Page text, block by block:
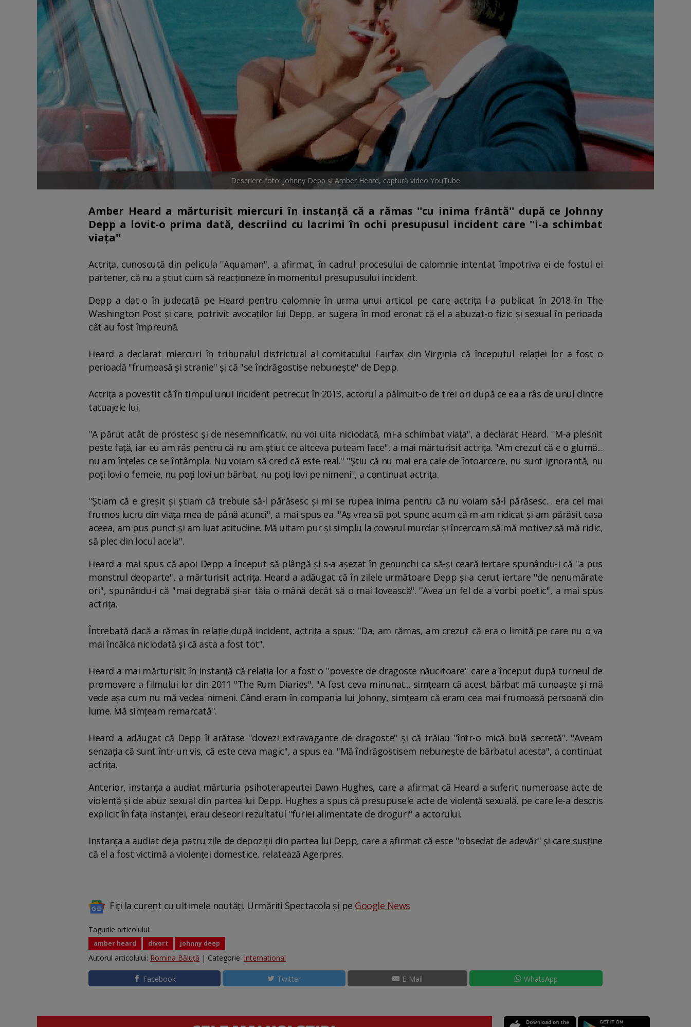
Descriere foto: Johnny Depp și Amber Heard, captură video YouTube
Amber Heard a mărturisit miercuri în instanţă că a rămas ''cu inima frântă'' după ce Johnny
Depp a lovit-o prima dată, descriind cu lacrimi în ochi presupusul incident care ''i-a schimbat
viaţa''
Actriţa, cunoscută din pelicula ''Aquaman'', a afirmat, în cadrul procesului de calomnie intentat împotriva ei de fostul ei
partener, că nu a ştiut cum să reacţioneze în momentul presupusului incident.
Depp a dat-o în judecată pe Heard pentru calomnie în urma unui articol pe care actriţa l-a publicat în 2018 în The
Washington Post şi care, potrivit avocaţilor lui Depp, ar sugera în mod eronat că el a abuzat-o fizic şi sexual în perioada
cât au fost împreună.
Heard a declarat miercuri în tribunalul districtual al comitatului Fairfax din Virginia că începutul relaţiei lor a fost o
perioadă ''frumoasă şi stranie'' şi că ''se îndrăgostise nebuneşte'' de Depp.
Actriţa a povestit că în timpul unui incident petrecut în 2013, actorul a pălmuit-o de trei ori după ce ea a râs de unul dintre
tatuajele lui.
''A părut atât de prostesc şi de nesemnificativ, nu voi uita niciodată, mi-a schimbat viaţa'', a declarat Heard. ''M-a plesnit
peste faţă, iar eu am râs pentru că nu am ştiut ce altceva puteam face'', a mai mărturisit actriţa. ''Am crezut că e o glumă...
nu am înţeles ce se întâmpla. Nu voiam să cred că este real.'' ''Ştiu că nu mai era cale de întoarcere, nu sunt ignorantă, nu
poţi lovi o femeie, nu poţi lovi un bărbat, nu poţi lovi pe nimeni'', a continuat actriţa.
''Ştiam că e greşit şi ştiam că trebuie să-l părăsesc şi mi se rupea inima pentru că nu voiam să-l părăsesc... era cel mai
frumos lucru din viaţa mea de până atunci'', a mai spus ea. ''Aş vrea să pot spune acum că m-am ridicat şi am părăsit casa
aceea, am pus punct şi am luat atitudine. Mă uitam pur şi simplu la covorul murdar şi încercam să mă motivez să mă ridic,
să plec din locul acela''.
Heard a mai spus că apoi Depp a început să plângă şi s-a aşezat în genunchi ca să-şi ceară iertare spunându-i că ''a pus
monstrul deoparte'', a mărturisit actriţa. Heard a adăugat că în zilele următoare Depp şi-a cerut iertare ''de nenumărate
ori'', spunându-i că ''mai degrabă şi-ar tăia o mână decât să o mai lovească". ''Avea un fel de a vorbi poetic'', a mai spus
actriţa.
Întrebată dacă a rămas în relaţie după incident, actriţa a spus: ''Da, am rămas, am crezut că era o limită pe care nu o va
mai încălca niciodată şi că asta a fost tot''.
Heard a mai mărturisit în instanţă că relaţia lor a fost o ''poveste de dragoste năucitoare'' care a început după turneul de
promovare a filmului lor din 2011 ''The Rum Diaries''. ''A fost ceva minunat... simţeam că acest bărbat mă cunoaşte şi mă
vede aşa cum nu mă vedea nimeni. Când eram în compania lui Johnny, simţeam că eram cea mai frumoasă persoană din
lume. Mă simţeam remarcată''.
Heard a adăugat că Depp îi arătase ''dovezi extravagante de dragoste'' şi că trăiau ''într-o mică bulă secretă''. ''Aveam
senzaţia că sunt într-un vis, că este ceva magic'', a spus ea. ''Mă îndrăgostisem nebuneşte de bărbatul acesta'', a continuat
actriţa.
Anterior, instanţa a audiat mărturia psihoterapeutei Dawn Hughes, care a afirmat că Heard a suferit numeroase acte de
violenţă şi de abuz sexual din partea lui Depp. Hughes a spus că presupusele acte de violenţă sexuală, pe care le-a descris
explicit în faţa instanţei, erau deseori rezultatul ''furiei alimentate de droguri'' a actorului.
Instanţa a audiat deja patru zile de depoziţii din partea lui Depp, care a afirmat că este ''obsedat de adevăr'' şi care susţine
că el a fost victimă a violenţei domestice, relatează Agerpres.
Fiți la curent cu ultimele noutăți. Urmăriți Spectacola și pe Google News
Tagurile articolului:
amber heard divort johnny deep
Autorul articolului: Romina Băluță | Categorie: International
Facebook Twitter E-Mail WhatsApp